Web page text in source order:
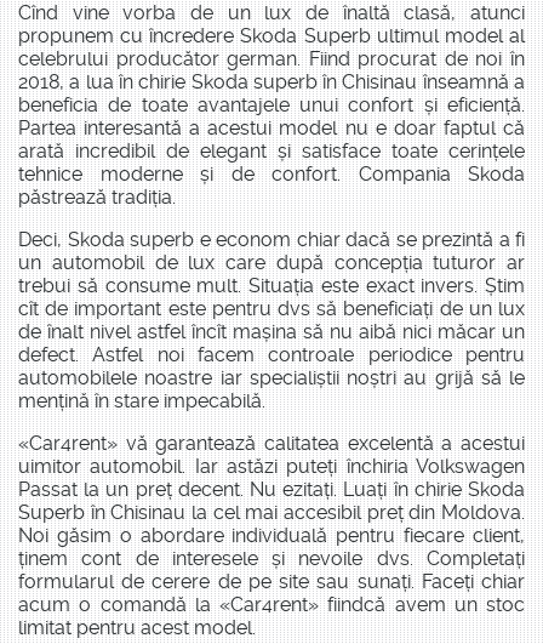
Cînd vine vorba de un lux de înaltă clasă, atunci
propunem cu încredere Skoda Superb ultimul model al
celebrului producător german. Fiind procurat de noi în
2018, a lua în chirie Skoda superb în Chisinau înseamnă a
beneficia de toate avantajele unui confort și eficiență.
Partea interesantă a acestui model nu e doar faptul că
arată incredibil de elegant și satisface toate cerințele
tehnice moderne și de confort. Compania Skoda
păstrează tradiția.
Deci, Skoda superb e econom chiar dacă se prezintă a fi
un automobil de lux care după concepția tuturor ar
trebui să consume mult. Situația este exact invers. Știm
cît de important este pentru dvs să beneficiați de un lux
de înalt nivel astfel încît mașina să nu aibă nici măcar un
defect. Astfel noi facem controale periodice pentru
automobilele noastre iar specialiștii noștri au grijă să le
mențină în stare impecabilă.
«Car4rent» vă garantează calitatea excelentă a acestui
uimitor automobil. Iar astăzi puteți închiria Volkswagen
Passat la un preț decent. Nu ezitați. Luați în chirie Skoda
Superb în Chisinau la cel mai accesibil preț din Moldova.
Noi găsim o abordare individuală pentru fiecare client,
ținem cont de interesele și nevoile dvs. Completați
formularul de cerere de pe site sau sunați. Faceți chiar
acum o comandă la «Car4rent» fiindcă avem un stoc
limitat pentru acest model.